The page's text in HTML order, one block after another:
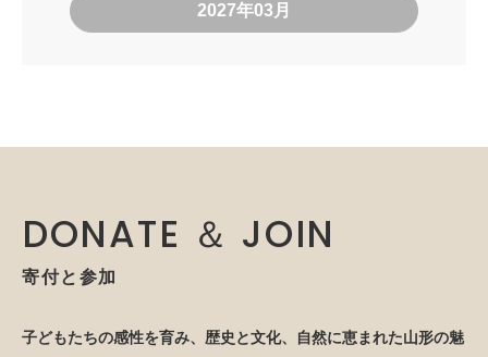
2027年03月
DONATE ＆ JOIN
寄付と参加
子どもたちの感性を育み、歴史と文化、自然に恵まれた山形の魅